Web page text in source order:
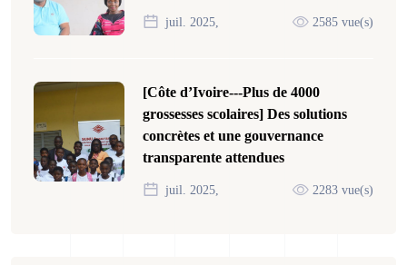
juil. 2025, 2585 vue(s)
[Côte d’Ivoire---Plus de 4000
grossesses scolaires] Des solutions
concrètes et une gouvernance
transparente attendues
juil. 2025, 2283 vue(s)